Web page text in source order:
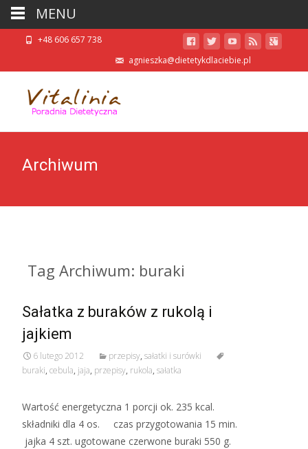
+48 606 657 738
agnieszka@dietetykdlaciebie.pl
Archiwum
Tag Archiwum: buraki
Sałatka z buraków z rukolą i
jajkiem
6 lutego 2012 przepisy, sałatki i surówki
buraki, cebula, jaja, przepisy, rukola, sałatka
Wartość energetyczna 1 porcji ok. 235 kcal.
składniki dla 4 os. czas przygotowania 15 min.
jajka 4 szt. ugotowane czerwone buraki 550 g.
MENU